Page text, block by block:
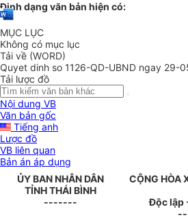
Định dạng văn bản hiện có:
MỤC LỤC
Không có mục lục
Tải về (WORD)
Quyet dinh so 1126-QD-UBND ngay 29-
Tải lược đồ
Nội dung VB
Văn bản gốc
Tiếng anh
Lược đồ
VB liên quan
Bản án áp dụng
ỦY BAN NHÂN DÂN
TỈNH THÁI BÌNH
-------
CỘNG HÒA
Độc lập